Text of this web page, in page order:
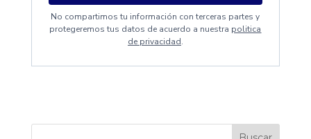
No compartimos tu información con terceras partes y
protegeremos tus datos de acuerdo a nuestra politica
de privacidad.